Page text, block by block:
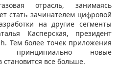
отрасль, занимаясь
стать зачинателем цифровой
на другие сегменты
Касперская, президент
Тем более точек приложения
принципиально новые
все больше.